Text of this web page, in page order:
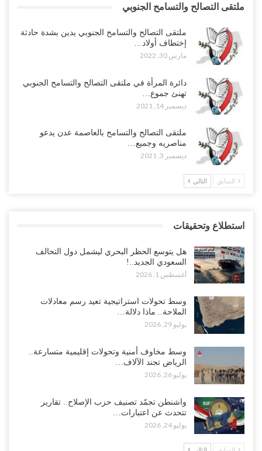
ملتقى التصالح والتسامح الجنوبي
ملتقى التصالح والتسامح الجنوبي يدين بشدة حادثة
إختطاف أولاد…
مارس 30, 2022
دائرة المرأة في ملتقى التصالح والتسامح الجنوبي
تهنئ جموع…
ديسمبر 14, 2021
ملتقى التصالح والتسامح بالعاصمة عدن يدعو
مناصريه وجميع…
ديسمبر 3, 2021
السابق التالي
استطلاع وتحقيقات
هل يتوسع الحظر البحري ليشمل دول التحالف
السعودي الجديد..!
أغسطس 1, 2026
وسط تحولات استراتيجية تعيد رسم معادلات
الملاحة.. ماذا دلالة…
يوليو 29, 2026
وسط مخاوف أمنية وتحولات إقليمية متسارعة..
الرياض تجند الآلاف…
يوليو 26, 2026
واشنطن تجمّد تصنيف حزب الإصلاح.. تقارير
تتحدث عن اعتبارات…
يوليو 24, 2026